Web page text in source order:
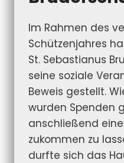
Im Rahmen des
Schützenjahres
St. Sebastianus
seine soziale
Beweis gestellt.
wurden Spenden
anschließend
zukommen zu
durfte sich das